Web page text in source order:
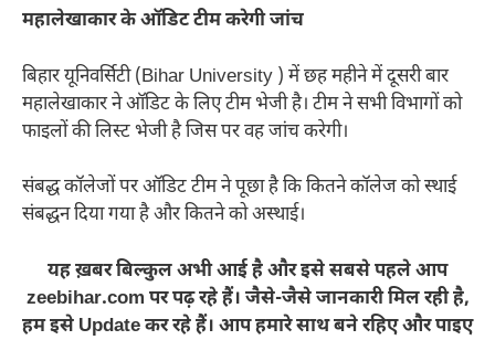
महालेखाकार के ऑडिट टीम करेगी जांच
बिहार यूनिवर्सिटी (Bihar University ) में छह महीने में दूसरी बार
महालेखाकार ने ऑडिट के लिए टीम भेजी है। टीम ने सभी विभागों को
फाइलों की लिस्ट भेजी है जिस पर वह जांच करेगी।
संबद्ध कॉलेजों पर ऑडिट टीम ने पूछा है कि कितने कॉलेज को स्थाई
संबद्धन दिया गया है और कितने को अस्थाई।
यह ख़बर बिल्कुल अभी आई है और इसे सबसे पहले आप
zeebihar.com पर पढ़ रहे हैं। जैसे-जैसे जानकारी मिल रही है,
हम इसे Update कर रहे हैं। आप हमारे साथ बने रहिए और पाइए